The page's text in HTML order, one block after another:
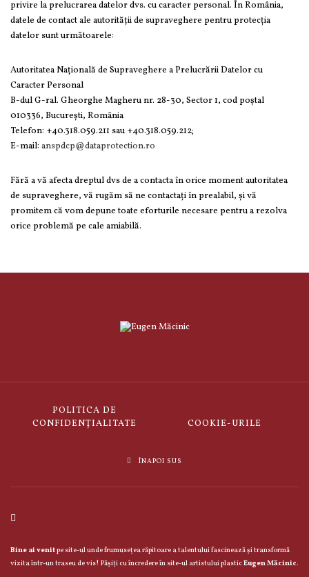
privire la prelucrarea datelor dvs. cu caracter personal. În România,
datele de contact ale autorității de supraveghere pentru protecția
datelor sunt următoarele:
Autoritatea Națională de Supraveghere a Prelucrării Datelor cu
Caracter Personal
B-dul G-ral. Gheorghe Magheru nr. 28-30, Sector 1, cod poștal
010336, București, România
Telefon: +40.318.059.211 sau +40.318.059.212;
E-mail: anspdcp@dataprotection.ro
Fără a vă afecta dreptul dvs de a contacta în orice moment autoritatea
de supraveghere, vă rugăm să ne contactați în prealabil, și vă
promitem că vom depune toate eforturile necesare pentru a rezolva
orice problemă pe cale amiabilă.
POLITICA DE
CONFIDENȚIALITATE
COOKIE-URILE
ÎNAPOI SUS
Bine ai venitpe site-ul unde frumusețea răpitoare a talentului fascinează și transformă
vizita într-un traseu de vis! Pășiți cu încredere în site-ul artistului plasticEugen Măcinic.